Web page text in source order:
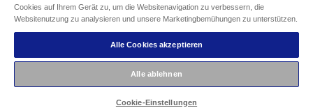
Informationen zu Cookies
Epson Engagement für Barrierefreiheit
Copyright © 2026 Seiko Epson
Cookies auf Ihrem Gerät zu, um die Websitenavigation zu verbessern, die
Websitenutzung zu analysieren und unsere Marketingbemühungen zu unterstützen.
Alle Cookies akzeptieren
Alle ablehnen
Cookie-Einstellungen